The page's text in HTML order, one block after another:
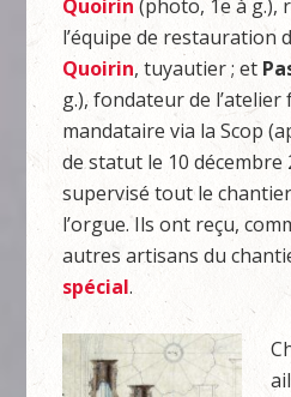
Quoirin(photo, 1e à g.),
l’équipe de restauration
Quoirin, tuyautier ; et
g.), fondateur de l’atelier
mandataire via la Scop
de statut le 10 décembre
supervisé tout le
l’orgue. Ils ont reçu,
autres artisans du
spécial.